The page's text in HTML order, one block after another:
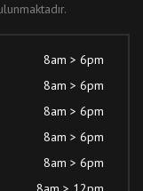
8am > 6pm
8am > 6pm
8am > 6pm
8am > 6pm
8am > 6pm